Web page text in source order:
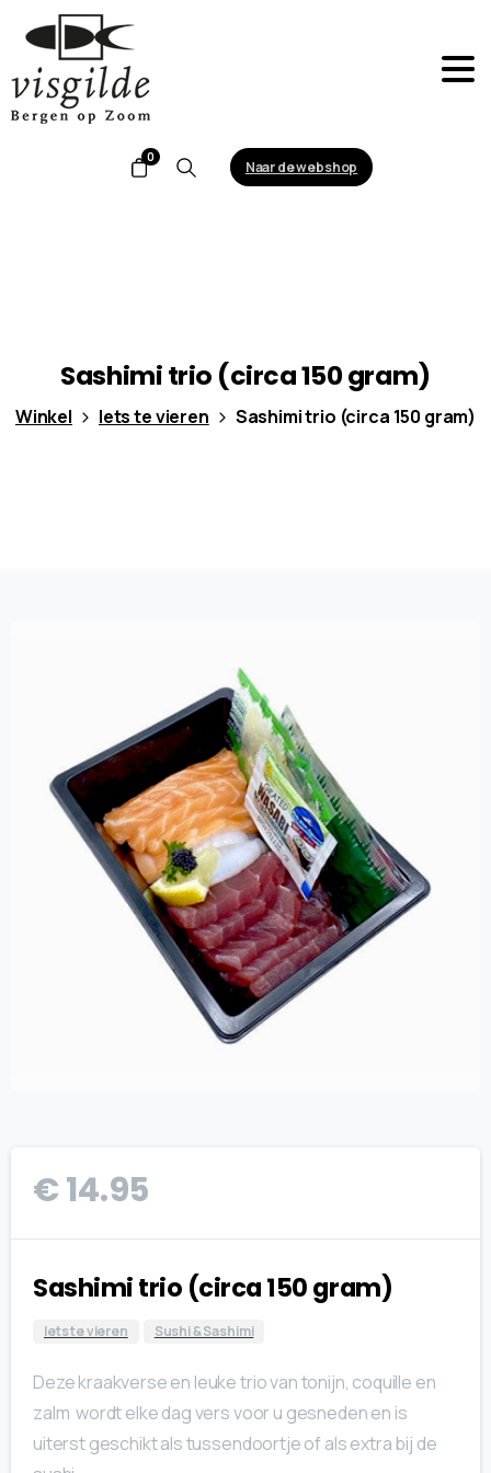
0
Search
Naar de webshop
Sashimitrio (circa150gram)
Winkel Iets te vieren Sashimi trio (circa 150 gram)
€14.95
Sashimi trio (circa 150 gram)
Iets te vieren Sushi & Sashimi
Deze kraakverse en leuke trio van tonijn, coquille en
zalm wordt elke dag vers voor u gesneden en is
uiterst geschikt als tussendoortje of als extra bij de